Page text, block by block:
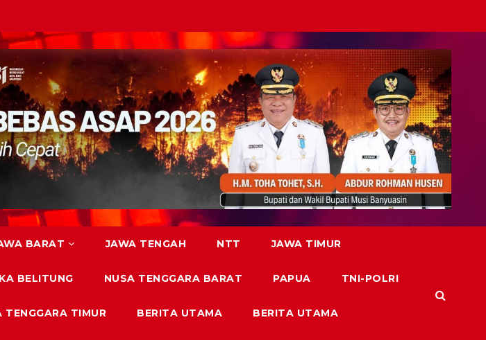
BARAT JAWA TENGAH NTT JAWA TIMUR
BELITUNG NUSA TENGGARA BARAT PAPUA TNI-POLRI
TENGGARA TIMUR BERITA UTAMA BERITA UTAMA